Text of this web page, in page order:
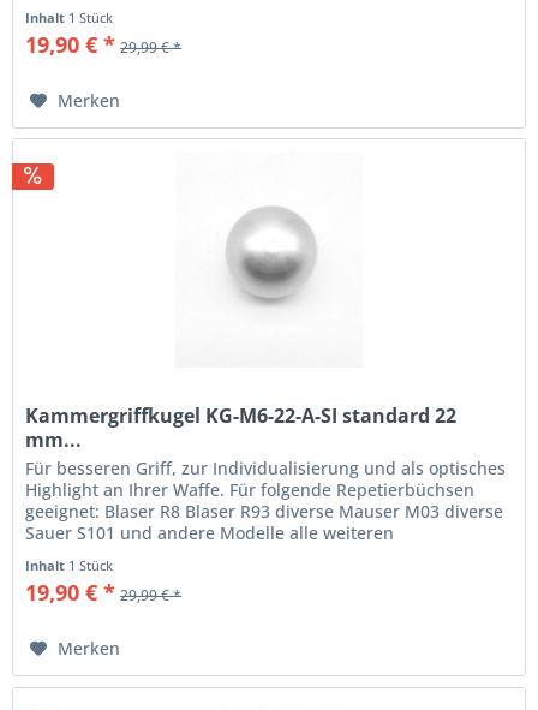
Inhalt 1 Stück
19,90 € * 29,99 € *
Merken
Kammergriffkugel KG-M6-22-A-SI standard 22
mm...
Für besseren Griff, zur Individualisierung und als optisches
Highlight an Ihrer Waffe. Für folgende Repetierbüchsen
geeignet: Blaser R8 Blaser R93 diverse Mauser M03 diverse
Sauer S101 und andere Modelle alle weiteren
Inhalt 1 Stück
19,90 € * 29,99 € *
Merken